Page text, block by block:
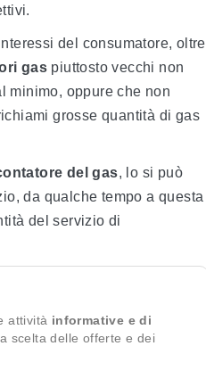
del consumatore, oltre
gas piuttosto vecchi non
minimo, oppure che non
grosse quantità di gas
del gas, lo si può
da qualche tempo a questa
del servizio di
attività informative e di
scelta delle offerte e dei